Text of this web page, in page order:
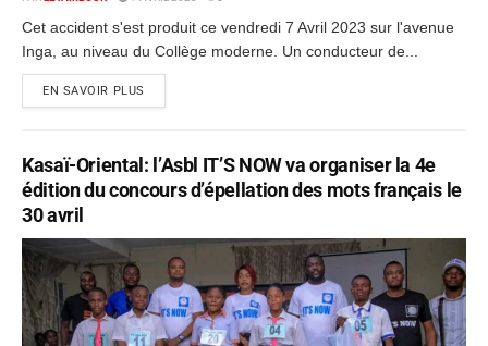
Cet accident s'est produit ce vendredi 7 Avril 2023 sur l'avenue
Inga, au niveau du Collège moderne. Un conducteur de...
EN SAVOIR PLUS
Kasaï-Oriental: l’Asbl IT’S NOW va organiser la 4e
édition du concours d’épellation des mots français le
30 avril